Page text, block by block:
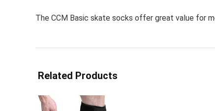
The CCM Basic skate socks offer great value for
Related Products